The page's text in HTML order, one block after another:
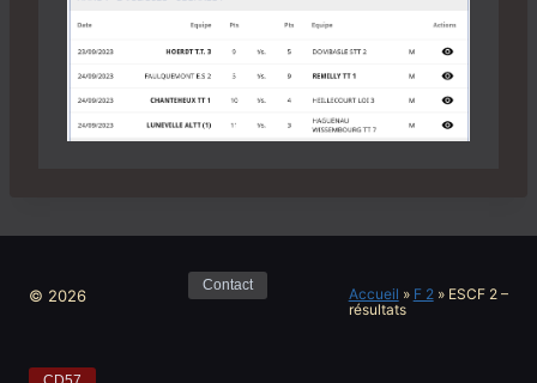
© 2026
Contact
Accueil » F 2 »ESCF 2 –
résultats